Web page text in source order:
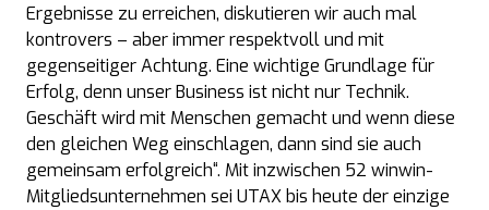
Ergebnisse zu erreichen, diskutieren wir auch mal
kontrovers – aber immer respektvoll und mit
gegenseitiger Achtung. Eine wichtige Grundlage für
Erfolg, denn unser Business ist nicht nur Technik.
Geschäft wird mit Menschen gemacht und wenn diese
den gleichen Weg einschlagen, dann sind sie auch
gemeinsam erfolgreich“. Mit inzwischen 52 winwin-
Mitgliedsunternehmen sei UTAX bis heute der einzige